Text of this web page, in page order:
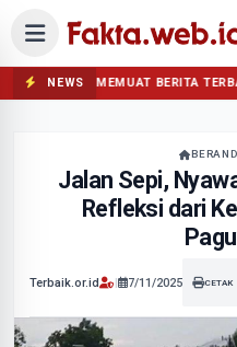
NEWS MEMUAT BERITA
Jalan Sepi,
Refleksi dari
Terbaik.or.id | 7/11/2025 CETAK